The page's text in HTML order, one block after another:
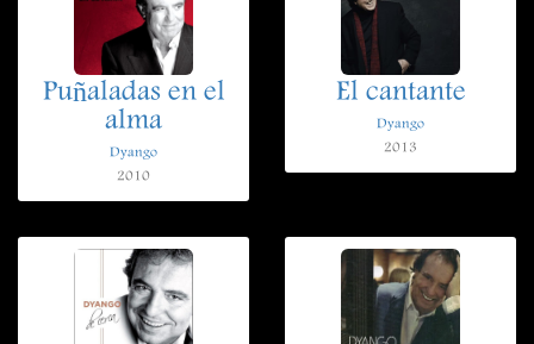
Puñaladas en el
alma
Dyango
2010
El cantante
Dyango
2013